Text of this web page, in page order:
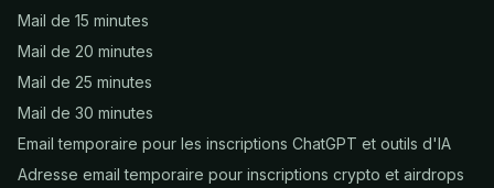
Mail de 15 minutes
Mail de 20 minutes
Mail de 25 minutes
Mail de 30 minutes
Email temporaire pour les inscriptions ChatGPT et outils d'IA
Adresse email temporaire pour inscriptions crypto et airdrops